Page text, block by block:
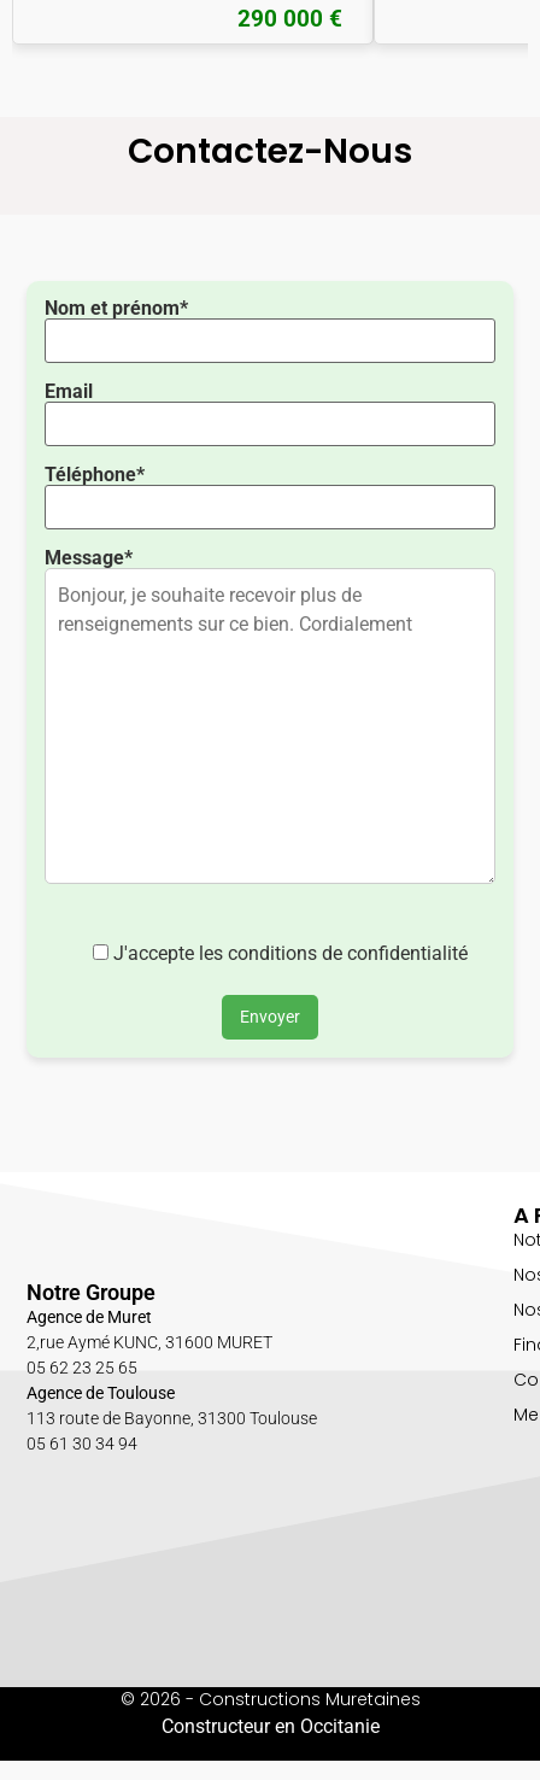
290 000 €
Contactez-Nous
Nom et prénom*
Email
Téléphone*
Message*
J'accepte les conditions de confidentialité
Envoyer
A
Notre Groupe
Agence de Muret
2,rue Aymé KUNC, 31600 MURET
05 62 23 25 65
Agence de Toulouse
113 route de Bayonne, 31300 Toulouse
05 61 30 34 94
© 2026 - Constructions Muretaines
Constructeur en Occitanie